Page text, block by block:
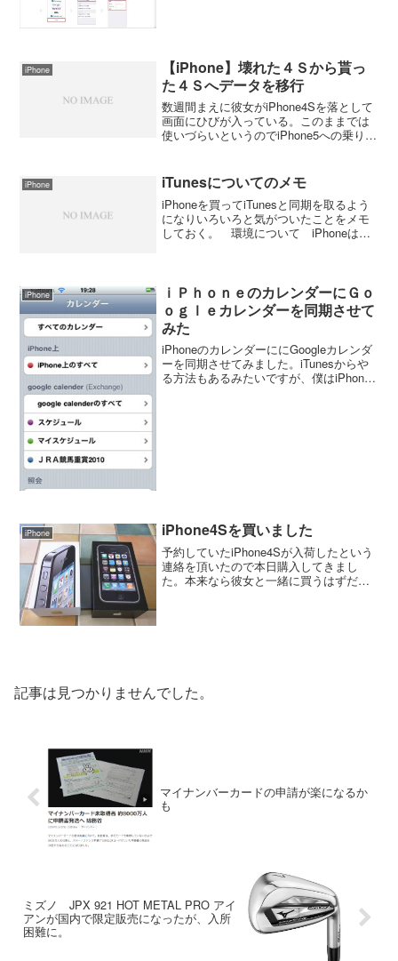
iPhone
【iPhone】壊れた４Ｓから貰っ
た４Ｓへデータを移行
数週間まえに彼女がiPhone4Sを落として
画面にひびが入っている。このままでは
使いづらいというのでiPhone5への乗り換
ただけることになった。SIM...
iPhone iTunesについてのメモ
iPhoneを買ってiTunesと同期を取るよう
になりいろいろと気がついたことをメモ
しておく。 環境について iPhoneは僕
iPhone
ｉＰｈｏｎｅのカレンダーにＧｏ
ｏｇｌｅカレンダーを同期させて
みた
iPhoneのカレンダーににGoogleカレンダ
ーを同期させてみました。iTunesからや
る方法もあるみたいですが、僕はiPhone
iPhone iPhone4Sを買いました
予約していたiPhone4Sが入荷したという
連絡を頂いたので本日購入してきまし
た。本来なら彼女と一緒に買うはずだっ
記事は見つかりませんでした。
マイナンバーカードの申請が楽になるか
も
ミズノ JPX 921 HOT METAL PRO アイ
アンが国内で限定販売になったが、入所
困難に。